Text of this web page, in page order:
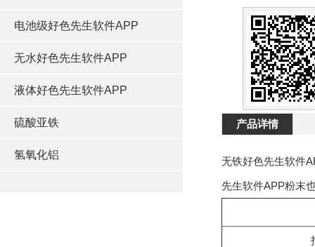
电池级好色先生软件APP
无水好色先生软件APP
液体好色先生软件APP
硫酸亚铁
氢氧化铝
产品详情
无铁好色先生软件
先生软件APP粉末也